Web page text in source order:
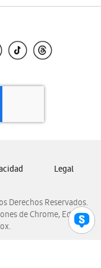
Derechos Reservados.
de Chrome, Edge,
Legal